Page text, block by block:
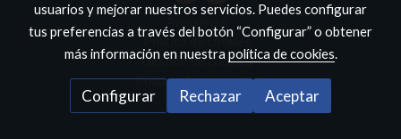
Política de cookies
Gestión de cookies
Política de privacidad
usuarios y mejorar nuestros servicios. Puedes configurar
tus preferencias a través del botón “Configurar” o obtener
más información en nuestra política de cookies.
Configurar Rechazar Aceptar